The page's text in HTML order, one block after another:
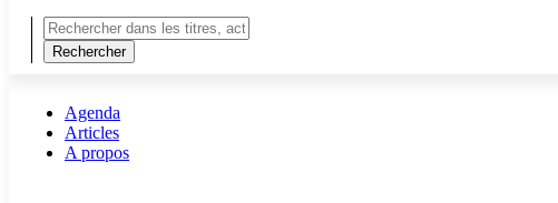
Agenda
Articles
A propos